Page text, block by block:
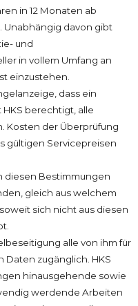
in 12 Monaten ab
Unabhängig davon gibt
und
in vollem Umfang an
einzustehen.
dass ein
berechtigt, alle
Kosten der Überprüfung
gültigen Servicepreisen
diesen Bestimmungen
gleich aus welchem
sich nicht aus diesen
alle von ihm für
zugänglich. HKS
hinausgehende sowie
werdende Arbeiten